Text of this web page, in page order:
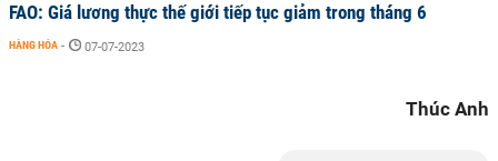
FAO: Giá lương thực thế giới tiếp tục giảm trong tháng 6
HÀNG HÓA - 07-07-2023
Thúc Anh